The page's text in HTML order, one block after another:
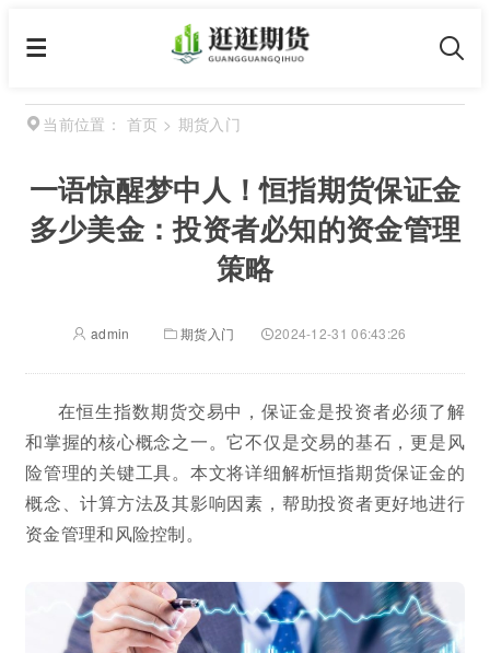
当前位置： 首页 > 期货入门
一语惊醒梦中人！恒指期货保证金
多少美金：投资者必知的资金管理
策略
admin 期货入门 2024-12-31 06:43:26
在恒生指数期货交易中，保证金是投资者必须了解
和掌握的核心概念之一。它不仅是交易的基石，更是风
险管理的关键工具。本文将详细解析恒指期货保证金的
概念、计算方法及其影响因素，帮助投资者更好地进行
资金管理和风险控制。